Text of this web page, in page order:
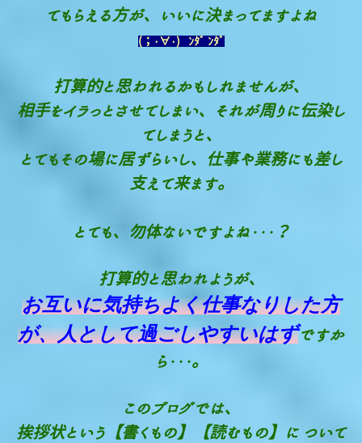
てもらえる方が、いいに決まってますよね
(；・∀・) ﾝﾀﾞ ﾝﾀﾞ
打算的と思われるかもしれませんが、
相手をイラっとさせてしまい、それが周りに伝染し
てしまうと、
とてもその場に居ずらいし、仕事や業務にも差し
支えて来ます。
とても、勿体ないですよね・・・？
打算的と思われようが、
お互いに気持ちよく仕事なりした方
が、人として過ごしやすいはずですか
ら・・・。
このブログでは、
挨拶状という【書くもの】【読むもの】に ついて